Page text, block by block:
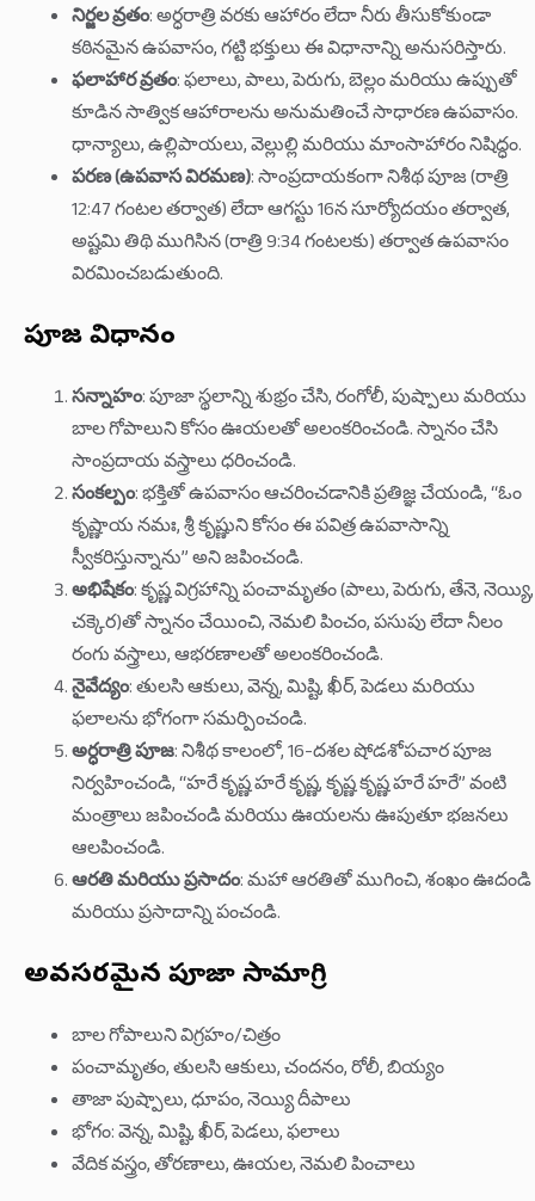
నిర్జల వ్రతం: అర్ధరాత్రి వరకు ఆహారం లేదా నీరు తీసుకోకుండా
కఠినమైన ఉపవాసం, గట్టి భక్తులు ఈ విధానాన్ని అనుసరిస్తారు.
ఫలాహార వ్రతం: ఫలాలు, పాలు, పెరుగు, బెల్లం మరియు ఉప్పుతో
కూడిన సాత్విక ఆహారాలను అనుమతించే సాధారణ ఉపవాసం.
ధాన్యాలు, ఉల్లిపాయలు, వెల్లుల్లి మరియు మాంసాహారం నిషిద్ధం.
పరణ (ఉపవాస విరమణ): సాంప్రదాయకంగా నిశీథ పూజ (రాత్రి
12:47 గంటల తర్వాత) లేదా ఆగస్టు 16న సూర్యోదయం తర్వాత,
అష్టమి తిథి ముగిసిన (రాత్రి 9:34 గంటలకు) తర్వాత ఉపవాసం
విరమించబడుతుంది.
పూజ విధానం
సన్నాహం: పూజా స్థలాన్ని శుభ్రం చేసి, రంగోలీ, పుష్పాలు మరియు
బాల గోపాలుని కోసం ఊయలతో అలంకరించండి. స్నానం చేసి
సాంప్రదాయ వస్త్రాలు ధరించండి.
సంకల్పం: భక్తితో ఉపవాసం ఆచరించడానికి ప్రతిజ్ఞ చేయండి, “ఓం
కృష్ణాయ నమః, శ్రీ కృష్ణుని కోసం ఈ పవిత్ర ఉపవాసాన్ని
స్వీకరిస్తున్నాను” అని జపించండి.
అభిషేకం: కృష్ణ విగ్రహాన్ని పంచామృతం (పాలు, పెరుగు, తేనె, నెయ్యి,
చక్కెర)తో స్నానం చేయించి, నెమలి పించం, పసుపు లేదా నీలం
రంగు వస్త్రాలు, ఆభరణాలతో అలంకరించండి.
నైవేద్యం: తులసి ఆకులు, వెన్న, మిష్టి, ఖీర్, పెడలు మరియు
ఫలాలను భోగంగా సమర్పించండి.
అర్ధరాత్రి పూజ: నిశీథ కాలంలో, 16-దశల షోడశోపచార పూజ
నిర్వహించండి, “హరే కృష్ణ హరే కృష్ణ, కృష్ణ కృష్ణ హరే హరే” వంటి
మంత్రాలు జపించండి మరియు ఊయలను ఊపుతూ భజనలు
ఆలపించండి.
ఆరతి మరియు ప్రసాదం: మహా ఆరతితో ముగించి, శంఖం ఊదండి
మరియు ప్రసాదాన్ని పంచండి.
అవసరమైన పూజా సామాగ్రి
బాల గోపాలుని విగ్రహం/చిత్రం
పంచామృతం, తులసి ఆకులు, చందనం, రోలీ, బియ్యం
తాజా పుష్పాలు, ధూపం, నెయ్యి దీపాలు
భోగం: వెన్న, మిష్టి, ఖీర్, పెడలు, ఫలాలు
వేదిక వస్త్రం, తోరణాలు, ఊయల, నెమలి పించాలు